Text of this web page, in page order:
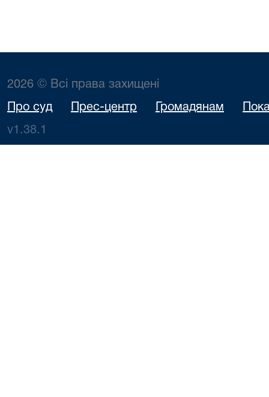
2026 © Всі права захищені
Про суд Прес-центр Громадянам
v1.38.1